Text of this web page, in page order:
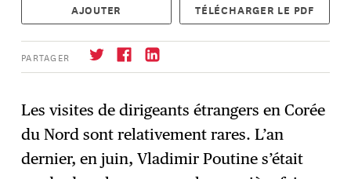
AJOUTER TÉLÉCHARGER LE PDF
PARTAGER
→ S'abonner
Les visites de dirigeants étrangers en Corée
du Nord sont relativement rares. L’an
dernier, en juin, Vladimir Poutine s’était